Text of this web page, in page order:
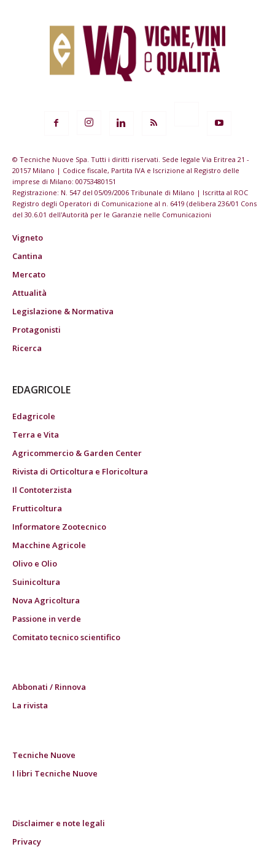
© Tecniche Nuove Spa. Tutti i diritti riservati. Sede legale Via Eritrea 21 -
20157 Milano | Codice fiscale, Partita IVA e Iscrizione al Registro delle
imprese di Milano: 00753480151
Registrazione: N. 547 del 05/09/2006 Tribunale di Milano | Iscritta al ROC
Registro degli Operatori di Comunicazione al n. 6419 (delibera 236/01 Cons
del 30.6.01 dell'Autorità per le Garanzie nelle Comunicazioni
Vigneto
Cantina
Mercato
Attualità
Legislazione & Normativa
Protagonisti
Ricerca
EDAGRICOLE
Edagricole
Terra e Vita
Agricommercio & Garden Center
Rivista di Orticoltura e Floricoltura
Il Contoterzista
Frutticoltura
Informatore Zootecnico
Macchine Agricole
Olivo e Olio
Suinicoltura
Nova Agricoltura
Passione in verde
Comitato tecnico scientifico
Abbonati / Rinnova
La rivista
Tecniche Nuove
I libri Tecniche Nuove
Disclaimer e note legali
Privacy